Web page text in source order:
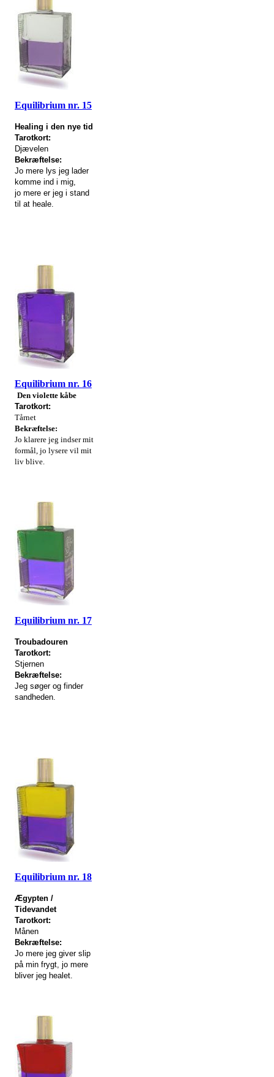
Equilibrium nr. 15
Healing i den nye tid
Tarotkort:
Djævelen
Bekræftelse:
Jo mere lys jeg lader
komme ind i mig,
jo mere er jeg i stand
til at heale.
Equilibrium nr. 16
Den violette kåbe
Tarotkort:
Tårnet
Bekræftelse:
Jo klarere jeg indser mit
formål, jo lysere vil mit
liv blive.
Equilibrium nr. 17
Troubadouren
Tarotkort:
Stjernen
Bekræftelse:
Jeg søger og finder
sandheden.
Equilibrium nr. 18
Ægypten /
Tidevandet
Tarotkort:
Månen
Bekræftelse:
Jo mere jeg giver slip
på min frygt, jo mere
bliver jeg healet.